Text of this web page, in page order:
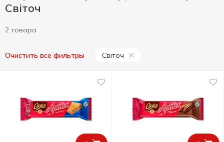
Світоч
2 товара
Очистить все фильтры Світоч